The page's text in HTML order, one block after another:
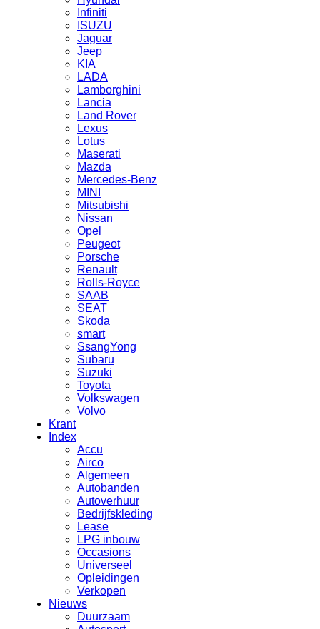
Infiniti
ISUZU
Jaguar
Jeep
KIA
LADA
Lamborghini
Lancia
Land Rover
Lexus
Lotus
Maserati
Mazda
Mercedes-Benz
MINI
Mitsubishi
Nissan
Opel
Peugeot
Porsche
Renault
Rolls-Royce
SAAB
SEAT
Skoda
smart
SsangYong
Subaru
Suzuki
Toyota
Volkswagen
Volvo
Krant
Index
Accu
Airco
Algemeen
Autobanden
Autoverhuur
Bedrijfskleding
Lease
LPG inbouw
Occasions
Universeel
Opleidingen
Verkopen
Nieuws
Duurzaam